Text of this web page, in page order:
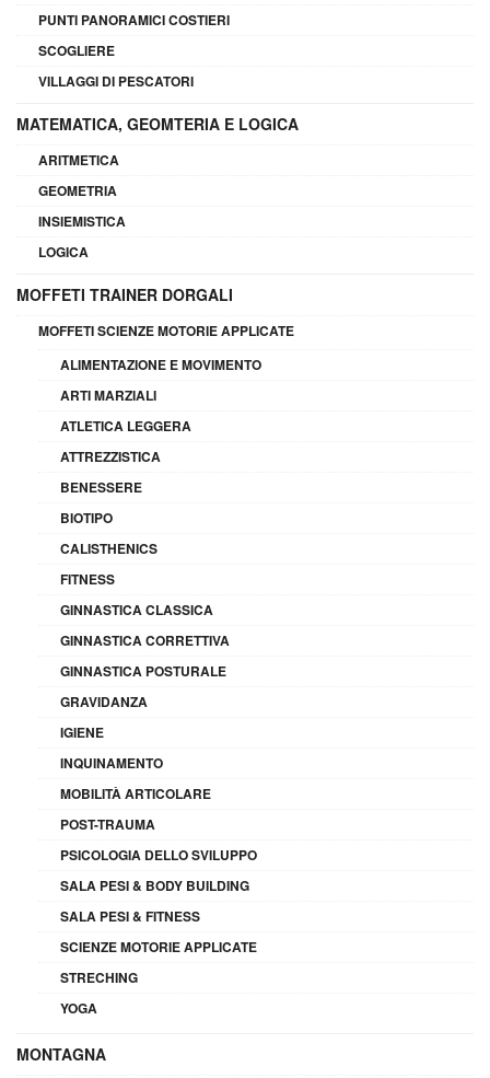
PUNTI PANORAMICI COSTIERI
SCOGLIERE
VILLAGGI DI PESCATORI
MATEMATICA, GEOMTERIA E LOGICA
ARITMETICA
GEOMETRIA
INSIEMISTICA
LOGICA
MOFFETI TRAINER DORGALI
MOFFETI SCIENZE MOTORIE APPLICATE
ALIMENTAZIONE E MOVIMENTO
ARTI MARZIALI
ATLETICA LEGGERA
ATTREZZISTICA
BENESSERE
BIOTIPO
CALISTHENICS
FITNESS
GINNASTICA CLASSICA
GINNASTICA CORRETTIVA
GINNASTICA POSTURALE
GRAVIDANZA
IGIENE
INQUINAMENTO
MOBILITÀ ARTICOLARE
POST-TRAUMA
PSICOLOGIA DELLO SVILUPPO
SALA PESI & BODY BUILDING
SALA PESI & FITNESS
SCIENZE MOTORIE APPLICATE
STRECHING
YOGA
MONTAGNA